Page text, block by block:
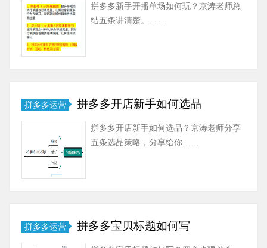
拼多多新手开播单场如何玩？京涛老师总
结五条讲清楚。……
拼多多运营 拼多多开店新手如何选品
拼多多开店新手如何选品？京涛老师分享
五条选品策略，分享给你……
拼多多运营 拼多多宝贝标题如何写